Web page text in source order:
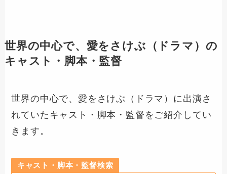
世界の中心で、愛をさけぶ（ドラマ）の
キャスト・脚本・監督
世界の中心で、愛をさけぶ（ドラマ）に出演さ
れていたキャスト・脚本・監督をご紹介してい
きます。
キャスト・脚本・監督検索